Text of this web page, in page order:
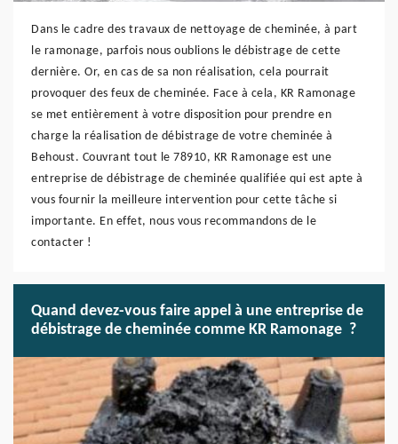
Dans le cadre des travaux de nettoyage de cheminée, à part
le ramonage, parfois nous oublions le débistrage de cette
dernière. Or, en cas de sa non réalisation, cela pourrait
provoquer des feux de cheminée. Face à cela, KR Ramonage
se met entièrement à votre disposition pour prendre en
charge la réalisation de débistrage de votre cheminée à
Behoust. Couvrant tout le 78910, KR Ramonage est une
entreprise de débistrage de cheminée qualifiée qui est apte à
vous fournir la meilleure intervention pour cette tâche si
importante. En effet, nous vous recommandons de le
contacter !
Quand devez-vous faire appel à une entreprise de
débistrage de cheminée comme KR Ramonage ?